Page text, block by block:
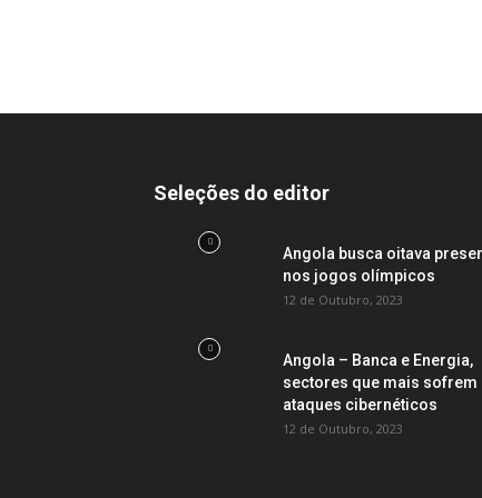
Seleções do editor
Angola busca oitava
nos jogos olímpicos
12 de Outubro, 2023
Angola – Banca e Energia,
sectores que mais sofrem
ataques cibernéticos
12 de Outubro, 2023